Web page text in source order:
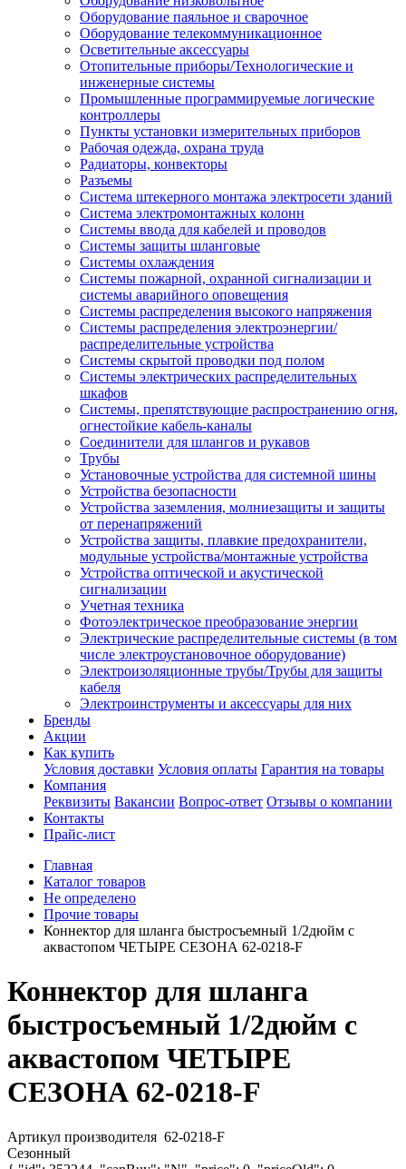
Оборудование паяльное и сварочное
Оборудование телекоммуникационное
Осветительные аксессуары
Отопительные приборы/Технологические и
инженерные системы
Промышленные программируемые логические
контроллеры
Пункты установки измерительных приборов
Рабочая одежда, охрана труда
Радиаторы, конвекторы
Разъемы
Система штекерного монтажа электросети зданий
Система электромонтажных колонн
Системы ввода для кабелей и проводов
Системы защиты шланговые
Системы охлаждения
Системы пожарной, охранной сигнализации и
системы аварийного оповещения
Системы распределения высокого напряжения
Системы распределения электроэнергии/
распределительные устройства
Системы скрытой проводки под полом
Системы электрических распределительных
шкафов
Системы, препятствующие распространению огня,
огнестойкие кабель-каналы
Соединители для шлангов и рукавов
Трубы
Установочные устройства для системной шины
Устройства безопасности
Устройства заземления, молниезащиты и защиты
от перенапряжений
Устройства защиты, плавкие предохранители,
модульные устройства/монтажные устройства
Устройства оптической и акустической
сигнализации
Учетная техника
Фотоэлектрическое преобразование энергии
Электрические распределительные системы (в том
числе электроустановочное оборудование)
Электроизоляционные трубы/Трубы для защиты
кабеля
Электроинструменты и аксессуары для них
Бренды
Акции
Как купить
Условия доставки Условия оплаты Гарантия на товары
Компания
Реквизиты Вакансии Вопрос-ответ Отзывы о компании
Контакты
Прайс-лист
Главная
Каталог товаров
Не определено
Прочие товары
Коннектор для шланга быстросъемный 1/2дюйм с
аквастопом ЧЕТЫРЕ СЕЗОНА 62-0218-F
Коннектор для шланга
быстросъемный 1/2дюйм с
аквастопом ЧЕТЫРЕ
СЕЗОНА 62-0218-F
Артикул производителя 62-0218-F
Сезонный